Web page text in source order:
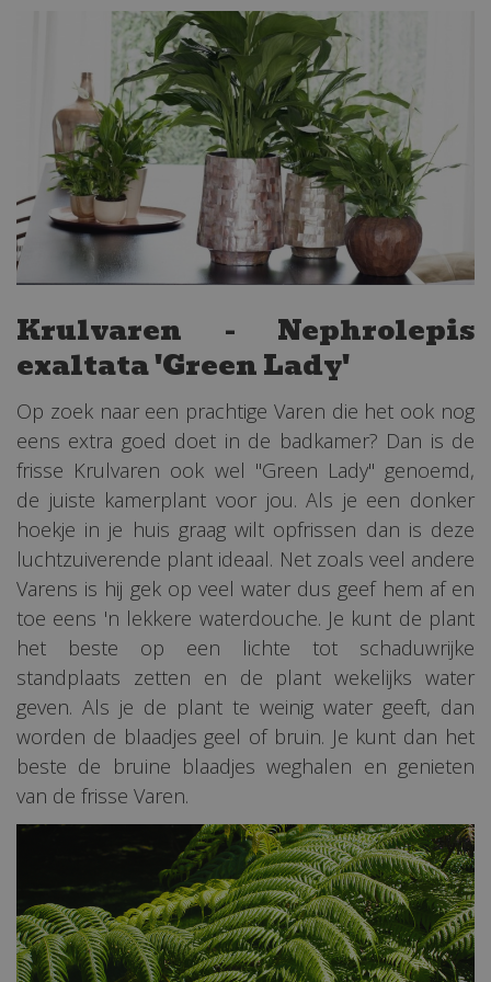
Krulvaren - Nephrolepis
exaltata 'Green Lady'
Op zoek naar een prachtige Varen die het ook nog
eens extra goed doet in de badkamer? Dan is de
frisse Krulvaren ook wel ''Green Lady'' genoemd,
de juiste kamerplant voor jou. Als je een donker
hoekje in je huis graag wilt opfrissen dan is deze
luchtzuiverende plant ideaal. Net zoals veel andere
Varens is hij gek op veel water dus geef hem af en
toe eens 'n lekkere waterdouche. Je kunt de plant
het beste op een lichte tot schaduwrijke
standplaats zetten en de plant wekelijks water
geven. Als je de plant te weinig water geeft, dan
worden de blaadjes geel of bruin. Je kunt dan het
beste de bruine blaadjes weghalen en genieten
van de frisse Varen.